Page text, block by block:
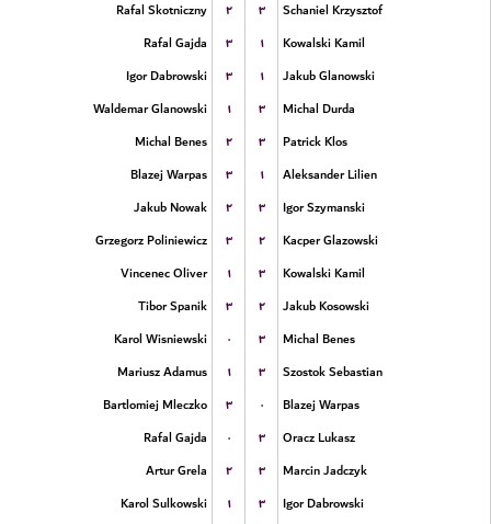
Rafal Skotniczny
۲ ۳
Schaniel Krzysztof
Rafal Gajda
۳ ۱
Kowalski Kamil
Igor Dabrowski
۳ ۱
Jakub Glanowski
Waldemar Glanowski
۱ ۳
Michal Durda
Michal Benes
۲ ۳
Patrick Klos
Blazej Warpas
۳ ۱
Aleksander Lilien
Jakub Nowak
۲ ۳
Igor Szymanski
Grzegorz Poliniewicz
۳ ۲
Kacper Glazowski
Vincenec Oliver
۱ ۳
Kowalski Kamil
Tibor Spanik
۳ ۲
Jakub Kosowski
Karol Wisniewski
۰ ۳
Michal Benes
Mariusz Adamus
۱ ۳
Szostok Sebastian
Bartlomiej Mleczko
۳ ۰
Blazej Warpas
Rafal Gajda
۰ ۳
Oracz Lukasz
Artur Grela
۲ ۳
Marcin Jadczyk
Karol Sulkowski
۱ ۳
Igor Dabrowski